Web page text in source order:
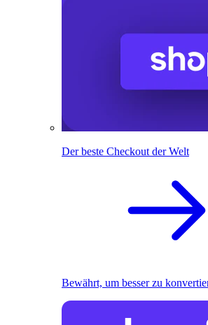
Der beste Checkout der Welt
Bewährt, um besser zu